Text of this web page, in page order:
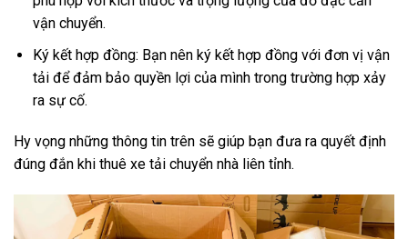
vận chuyển.
Ký kết hợp đồng: Bạn nên ký kết hợp đồng với đơn vị vận
tải để đảm bảo quyền lợi của mình trong trường hợp xảy
ra sự cố.
Hy vọng những thông tin trên sẽ giúp bạn đưa ra quyết định
đúng đắn khi thuê xe tải chuyển nhà liên tỉnh.